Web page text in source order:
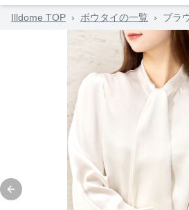
Illdome TOP › ボウタイの一覧 › ブラ
Previous slide